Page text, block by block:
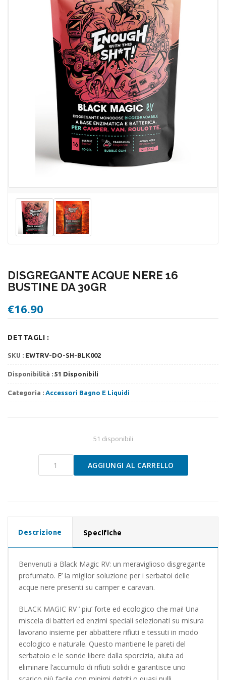
DISGREGANTE ACQUE NERE 16
BUSTINE DA 30GR
€16.90
DETTAGLI :
SKU : EWTRV-DO-SH-BLK002
Disponibilità : 51 Disponibili
Categoria : Accessori Bagno E Liquidi
51 disponibili
DISGREGANTE
ACQUE
quantità
AGGIUNGI AL CARRELLO
Descrizione Specifiche
Benvenuti a Black Magic RV: un meraviglioso disgregante
profumato. E’ la miglior soluzione per i serbatoi delle
acque nere presenti su camper e caravan.
BLACK MAGIC RV ’ piu’ forte ed ecologico che mai! Una
miscela di batteri ed enzimi speciali selezionati su misura
lavorano insieme per abbattere rifiuti e tessuti in modo
ecologico e naturale. Questo mantiene le pareti del
serbatoio e le sonde libere dalla sporcizia, aiuta ad
eliminare l’accumulo di rifiuti solidi e garantisce uno